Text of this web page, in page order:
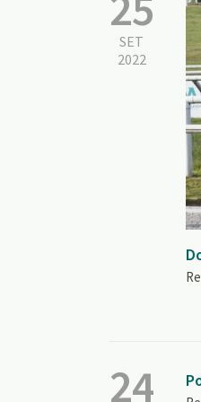
SET
2022
24